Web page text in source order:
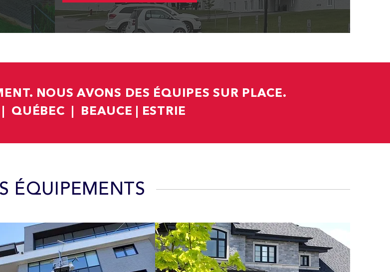
NOUS AVONS DES ÉQUIPES SUR PLACE.
QUÉBEC | BEAUCE | ESTRIE
ÉQUIPEMENTS